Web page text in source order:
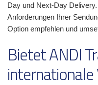
Day und Next-Day
Anforderungen Ihrer
Option empfehlen und
Bietet ANDI